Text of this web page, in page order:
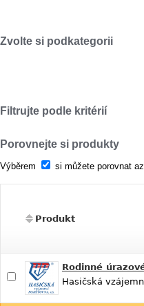
Zvolte si podkategorii
Filtrujte podle kritérií
Porovnejte si produkty
Výběrem si můžete porovnat
Produkt
Rodinné
Hasičská